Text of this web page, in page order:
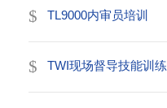
TL9000内审员培训
TWI现场督导技能训练